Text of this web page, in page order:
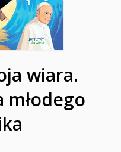
i torbą
(katecheza
wiara.
młodego